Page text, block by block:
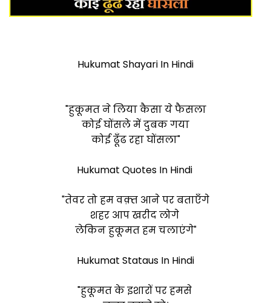
Hukumat Shayari In Hindi
"हुकूमत ने लिया कैसा ये फैसला
कोई घोंसले में दुबक गया
कोई ढूँढ रहा घोंसला"
Hukumat Quotes In Hindi
"तेवर तो हम वक़्त आने पर बताएँगे
शहर आप खरीद लोगे
लेकिन हुकूमत हम चलाएंगे"
Hukumat Stataus In Hindi
"हुकूमत के इशारों पर हमसे